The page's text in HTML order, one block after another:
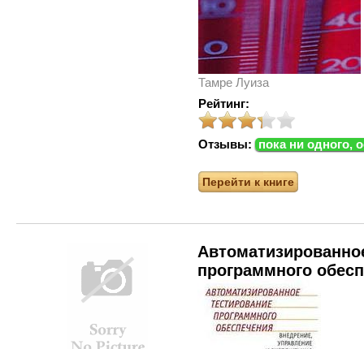
Тамре Луиза
Рейтинг:
Отзывы: пока ни одного,
Перейти к книге
программного